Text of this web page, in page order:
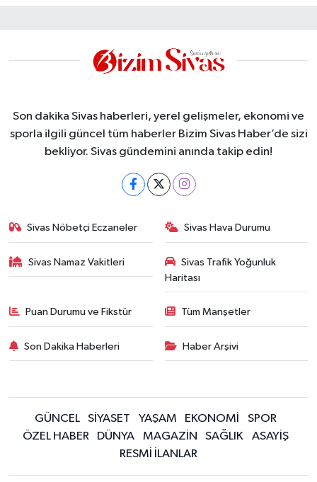
Son dakika Sivas haberleri, yerel gelişmeler, ekonomi ve
sporla ilgili güncel tüm haberler Bizim Sivas Haber’de sizi
bekliyor. Sivas gündemini anında takip edin!
Sivas Nöbetçi Eczaneler Sivas Hava Durumu
Sivas Namaz Vakitleri
Sivas Trafik Yoğunluk
Haritası
Puan Durumu ve Fikstür Tüm Manşetler
Son Dakika Haberleri Haber Arşivi
GÜNCEL SİYASET YAŞAM EKONOMİ
SPOR
ÖZEL HABER
DÜNYA MAGAZİN SAĞLIK
ASAYİŞ
RESMİ İLANLAR